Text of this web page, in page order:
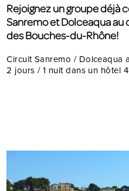
Rejoignez un groupe déjà
Sanremo et Dolceaqua
des Bouches-du-Rhône!
Circuit Sanremo / Dolceaqua
2 jours / 1 nuit dans un hôtel